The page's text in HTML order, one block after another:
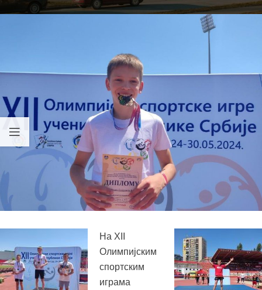
Општина КовинOn 29. maj 2024.
На XII
Олимпијским
спортским
играма